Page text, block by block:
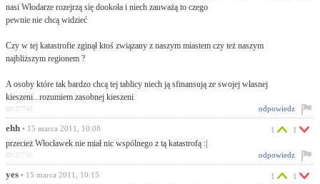
nasi Włodarze rozejrzą się dookoła i niech zauważą to czego
pewnie nie chcą widzieć
Czy w tej katastrofie zginął ktoś związany z naszym miastem czy też naszym
najbliższym regionem ?
A osoby które tak bardzo chcą tej tablicy niech ją sfinansują ze swojej własnej
kieszeni...rozumiem zasobnej kieszeni
odpowiedz
ID:27748
ehh • 15 marca 2011, 10:08
przecież Włocławek nie miał nic wspólnego z tą katastrofą :|
1 1
odpowiedz
ID:27750
yes • 15 marca 2011, 10:15 1 1